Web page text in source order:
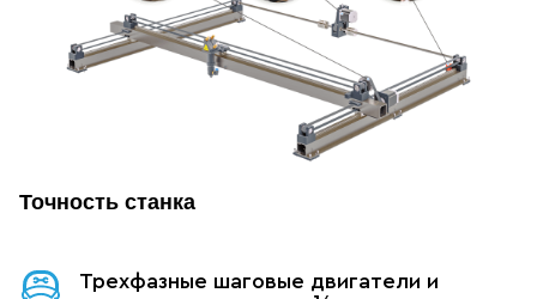
Точность станка
Трехфазные шаговые двигатели и